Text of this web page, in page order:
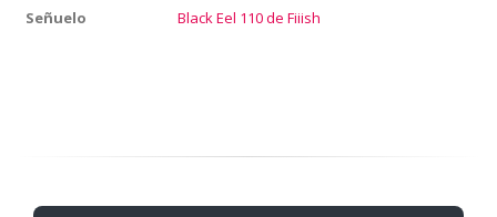
Señuelo
Black Eel 110 de Fiiish